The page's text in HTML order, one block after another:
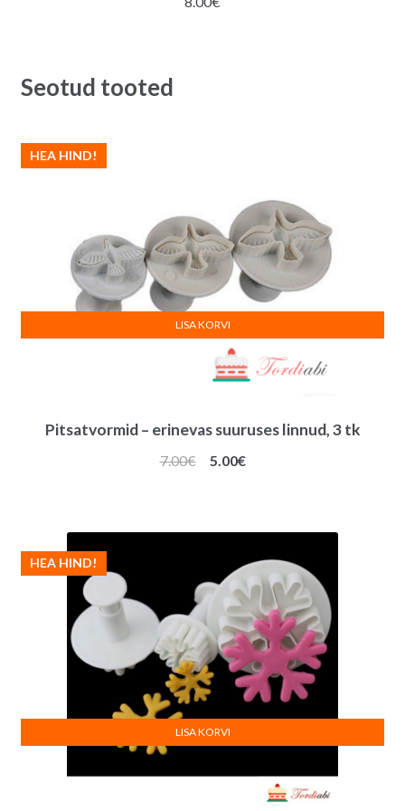
Seotud tooted
Pitsatvormid – erinevas suuruses linnud, 3 tk
HEA HIND!
7.00€
Algne
5.00€Praegune
LISA KORVI
HEA HIND!
LISA KORVI